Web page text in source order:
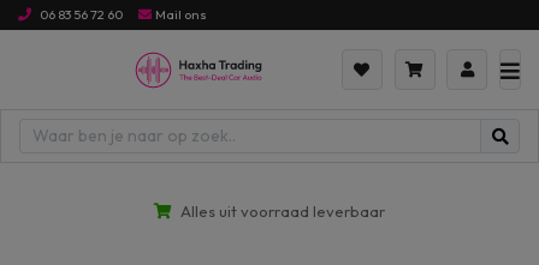
06 83 56 72 60 Mail ons
Alles uit voorraad leverbaar